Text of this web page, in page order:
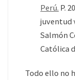
Perú. P.
juventud
Salmón
Católica
Todo ello no